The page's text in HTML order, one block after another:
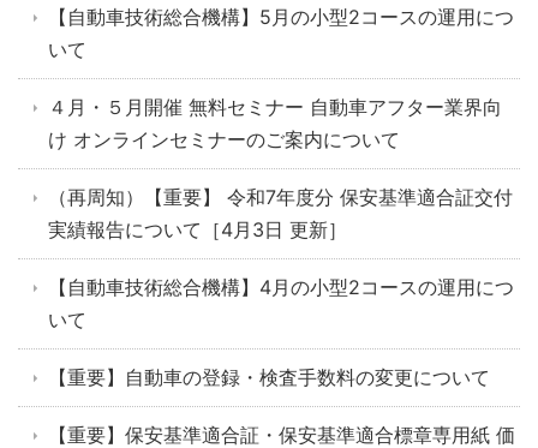
【自動車技術総合機構】5月の小型2コースの運用につ
いて
４月・５月開催 無料セミナー 自動車アフター業界向
け オンラインセミナーのご案内について
（再周知）【重要】 令和7年度分 保安基準適合証交付
実績報告について［4月3日 更新］
【自動車技術総合機構】4月の小型2コースの運用につ
いて
【重要】自動車の登録・検査手数料の変更について
【重要】保安基準適合証・保安基準適合標章専用紙 価